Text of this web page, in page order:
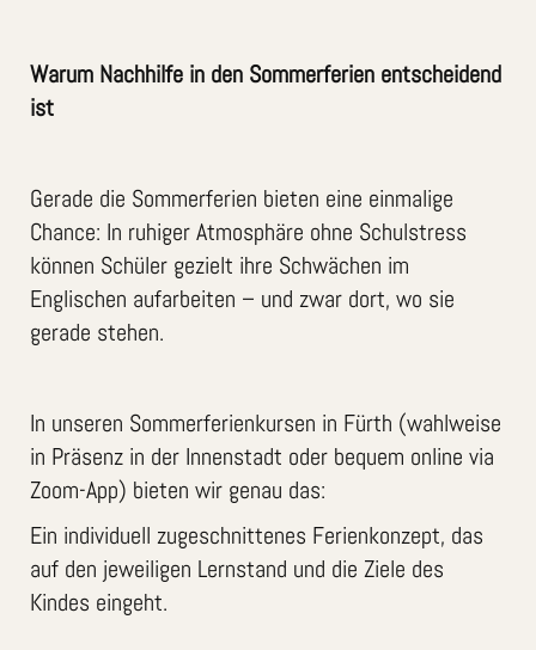
Warum Nachhilfe in den Sommerferien entscheidend
ist
Gerade die Sommerferien bieten eine einmalige
Chance: In ruhiger Atmosphäre ohne Schulstress
können Schüler gezielt ihre Schwächen im
Englischen aufarbeiten – und zwar dort, wo sie
gerade stehen.
In unseren Sommerferienkursen in Fürth (wahlweise
in Präsenz in der Innenstadt oder bequem online via
Zoom-App) bieten wir genau das:
Ein individuell zugeschnittenes Ferienkonzept, das
auf den jeweiligen Lernstand und die Ziele des
Kindes eingeht.